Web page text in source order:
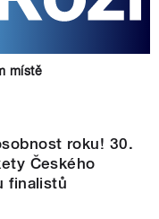
místě
roku! 30.
Českého
finalistů